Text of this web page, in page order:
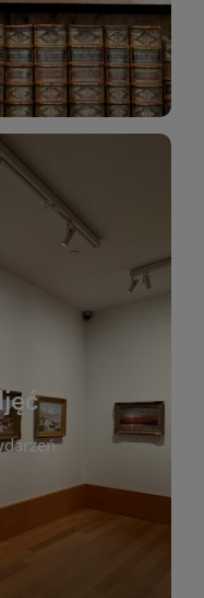
i projektów
nasza biblioteka
zarówno
aktywności
nowe galerie,
wyjątkowych
obejrzenia,
się!